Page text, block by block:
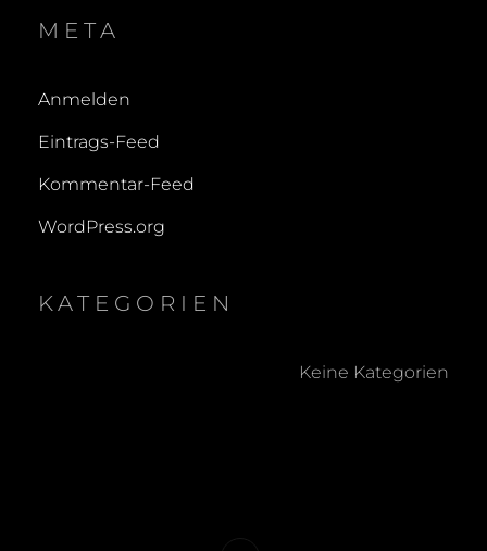
META
Anmelden
Eintrags-Feed
Kommentar-Feed
WordPress.org
KATEGORIEN
Keine Kategorien